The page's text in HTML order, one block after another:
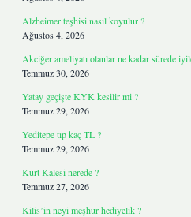
Alzheimer teşhisi nasıl koyulur ?
Ağustos 4, 2026
Akciğer ameliyatı olanlar ne kadar sürede
Temmuz 30, 2026
Yatay geçişte KYK kesilir mi ?
Temmuz 29, 2026
Yeditepe tıp kaç TL ?
Temmuz 29, 2026
Kurt Kalesi nerede ?
Temmuz 27, 2026
Kilis’in neyi meşhur hediyelik ?